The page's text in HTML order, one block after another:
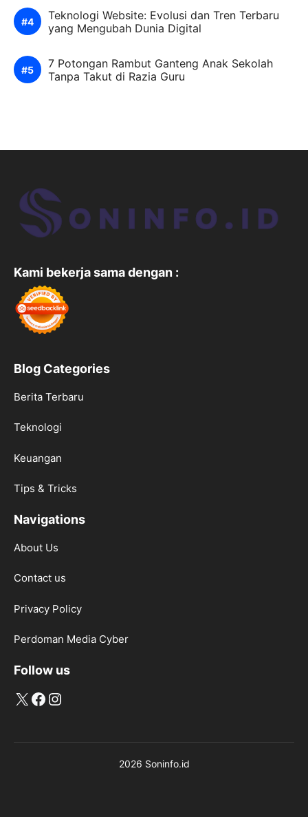
Teknologi Website: Evolusi dan Tren Terbaru
yang Mengubah Dunia Digital
7 Potongan Rambut Ganteng Anak Sekolah
Tanpa Takut di Razia Guru
Kami bekerja sama dengan :
Blog Categories
Berita Terbaru
Teknologi
Keuangan
Tips & Tricks
Navigations
About Us
Contact us
Privacy Policy
Perdoman Media Cyber
Follow us
X Facebook
Instagram
2026 Soninfo.id